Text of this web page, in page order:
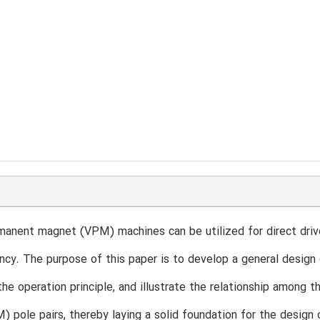
magnet (VPM) machines can be utilized for direct
The purpose of this paper is to develop a general
operation principle, and illustrate the relationship among
pole pairs, thereby laying a solid foundation for the